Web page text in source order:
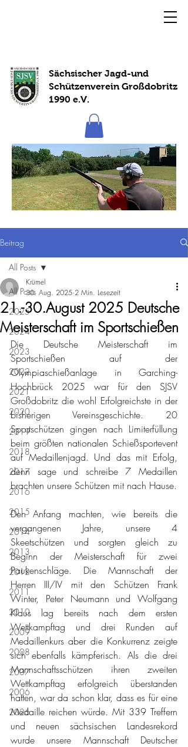
Sächsischer Jagd-und
Schützenverein Großdobritz
1990 e.V.
Beitrag
All Posts
2025
2024
2023
2022
2021
2020
2019
2018
2017
2016
2015
2014
2013
2012
2011
2010
2009
2008
2007
2006
2026
All Posts
21.-30.August 2025 Deutsche
Meisterschaft im Sportschießen
Krümel
30. Aug. 2025 2 Min. Lesezeit
Die Deutsche Meisterschaft im
Sportschießen auf der
Olympiaschießanlage in Garching-
Hochbrück 2025 war für den SJSV
Großdobritz die wohl Erfolgreichste in der
bisherigen Vereinsgeschichte. 20
Sportschützen gingen nach Limiterfüllung
beim größten nationalen Schießsportevent
auf Medaillenjagd. Und das mit Erfolg,
denn sage und schreibe 7 Medaillen
brachten unsere Schützen mit nach Hause.
Den Anfang machten, wie bereits die
vergangenen Jahre, unsere 4
Skeetschützen und sorgten gleich zu
Beginn der Meisterschaft für zwei
Paukenschläge. Die Mannschaft der
Herren III/IV mit den Schützen Frank
Winter, Peter Neumann und Wolfgang
Klaus lag bereits nach dem ersten
Wettkampftag und drei Runden auf
Medaillenkurs aber die Konkurrenz zeigte
sich ebenfalls kämpferisch. Als die drei
Mannschaftsschützen ihren zweiten
Wettkampftag erfolgreich überstanden
hatten, war da schon klar, dass es für eine
Medaille reichen würde. Mit 339 Treffern
und neuen sächsischen Landesrekord
wurde unsere Mannschaft Deutscher